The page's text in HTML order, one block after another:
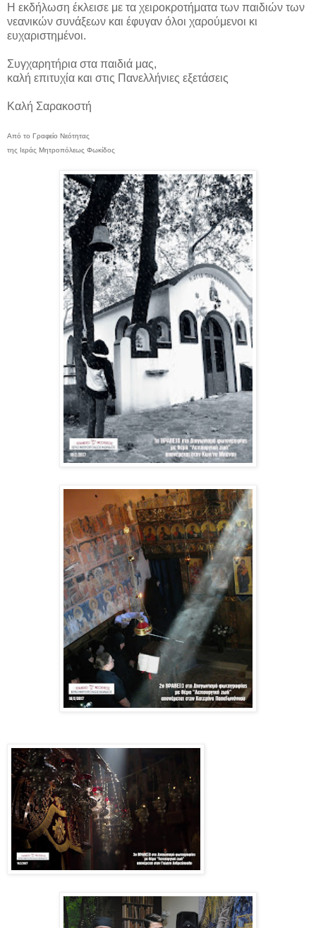
Η εκδήλωση έκλεισε με τα χειροκροτήματα των παιδιών των
νεανικών συνάξεων και έφυγαν όλοι χαρούμενοι κι
ευχαριστημένοι.
Συγχαρητήρια στα παιδιά μας,
καλή επιτυχία και στις Πανελλήνιες εξετάσεις
Καλή Σαρακοστή
Από το Γραφείο Νεότητας
της Ιεράς Μητροπόλεως Φωκίδος